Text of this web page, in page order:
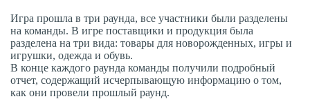
Игра прошла в три раунда, все участники были разделены
на команды. В игре поставщики и продукция была
разделена на три вида: товары для новорожденных, игры и
игрушки, одежда и обувь.
В конце каждого раунда команды получили подробный
отчет, содержащий исчерпывающую информацию о том,
как они провели прошлый раунд.